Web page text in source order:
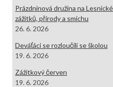
Prázdninová družina na
zážitků, přírody a smíchu
26. 6. 2026
Deváťáci se rozloučili se školou
19. 6. 2026
Zážitkový červen
19. 6. 2026